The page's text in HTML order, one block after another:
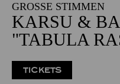
GROSSE STIMMEN
KARSU &
"TABULA
TICKETS